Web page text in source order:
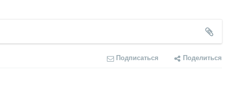
Подписаться Поделиться